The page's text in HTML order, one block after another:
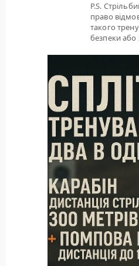
P.S.
право
такого
безпеки або